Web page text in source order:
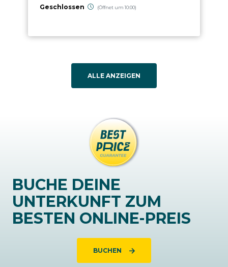
Geschlossen (Öffnet um 10:00)
ALLE ANZEIGEN
BUCHE DEINE
UNTERKUNFT ZUM
BESTEN ONLINE-PREIS
BUCHEN